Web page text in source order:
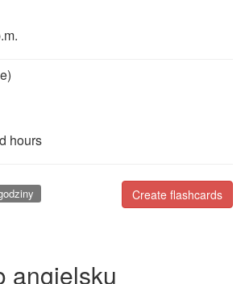
hours
Create flashcards
angielsku